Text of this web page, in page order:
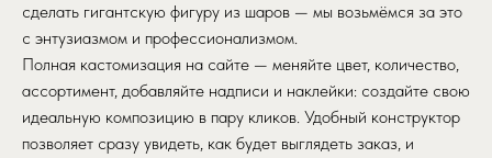
сделать гигантскую фигуру из шаров — мы возьмёмся за это
с энтузиазмом и профессионализмом.
Полная кастомизация на сайте — меняйте цвет, количество,
ассортимент, добавляйте надписи и наклейки: создайте свою
идеальную композицию в пару кликов. Удобный конструктор
позволяет сразу увидеть, как будет выглядеть заказ, и